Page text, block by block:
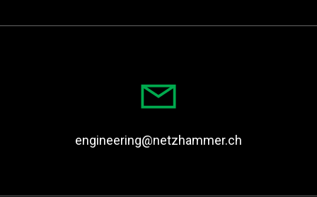
engineering@netzhammer.ch